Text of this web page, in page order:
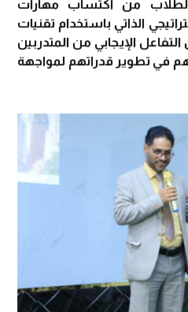
من اكتساب مهارات
الذاتي باستخدام تقنيات
الإيجابي من المتدربين
في تطوير قدراتهم لمواجهة